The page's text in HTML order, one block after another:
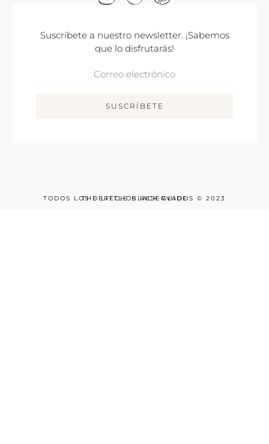
Suscríbete a nuestro newsletter. ¡Sabemos
que lo disfrutarás!
SUSCRÍBETE
TODOS LOS DERECHOS RESERVADOS © 2023
THE LITTLE BLACK GUIDE